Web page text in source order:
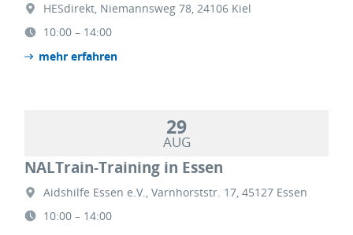
HESdirekt, Niemannsweg 78, 24106 Kiel
10:00 – 14:00
mehr erfahren
29
AUG
NALTrain-Training in Essen
Aidshilfe Essen e.V., Varnhorststr. 17, 45127 Essen
10:00 – 14:00